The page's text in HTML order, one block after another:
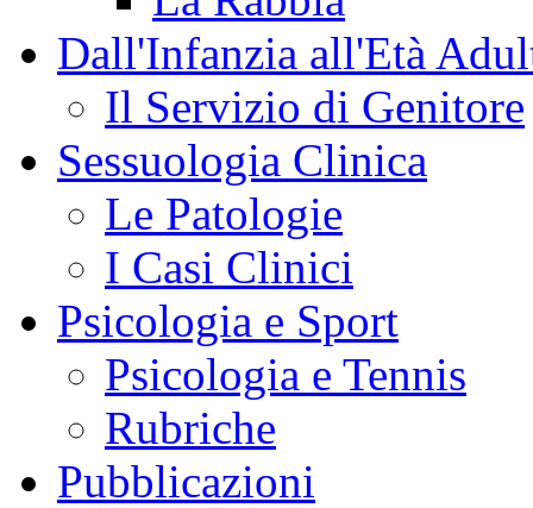
Dall'Infanzia all'Età
Il Servizio di Genitore
Sessuologia Clinica
Le Patologie
I Casi Clinici
Psicologia e Sport
Psicologia e Tennis
Rubriche
Pubblicazioni